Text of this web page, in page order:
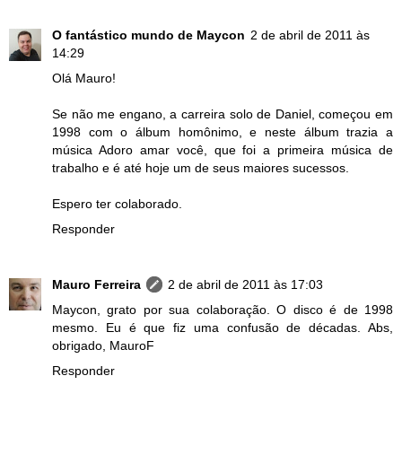
O fantástico mundo de Maycon 2 de abril de 2011 às
14:29
Olá Mauro!
Se não me engano, a carreira solo de Daniel, começou em
1998 com o álbum homônimo, e neste álbum trazia a
música Adoro amar você, que foi a primeira música de
trabalho e é até hoje um de seus maiores sucessos.
Espero ter colaborado.
Responder
Mauro Ferreira
2 de abril de 2011 às 17:03
Maycon, grato por sua colaboração. O disco é de 1998
mesmo. Eu é que fiz uma confusão de décadas. Abs,
obrigado, MauroF
Responder